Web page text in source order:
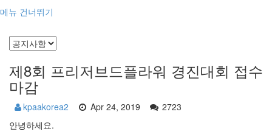
메뉴 건너뛰기
제8회 프리저브드플라워 경진대회 접수
마감
kpaakorea2 Apr 24, 2019
2723
안녕하세요.